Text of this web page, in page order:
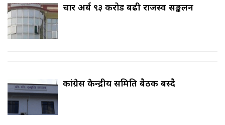
चार अर्ब ९३ करोड बढी राजस्व सङ्कलन
कांग्रेस केन्द्रीय समिति बैठक बस्दै